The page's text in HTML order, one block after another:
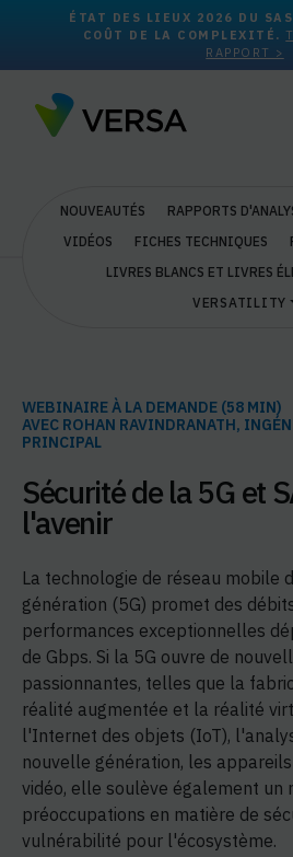
ÉTAT DES LIEUX 2026 DU
COÛT DE LA COMPLEXITÉ.
RAPPORT >
NOUVEAUTÉS RAPPORTS
VIDÉOS
FICHES TECHNIQUES
LIVRES BLANCS ET LIVRES
VERSATILITY
WEBINAIRE À LA DEMANDE (58 MIN)
AVEC ROHAN RAVINDRANATH,
PRINCIPAL
Sécurité de la 5G et
l'avenir
La technologie de réseau mobile
génération (5G) promet des
performances exceptionnelles
de Gbps. Si la 5G ouvre de
passionnantes, telles que la
réalité augmentée et la réalité
l'Internet des objets (IoT),
nouvelle génération, les
vidéo, elle soulève également un
préoccupations en matière de
vulnérabilité pour l'écosystème.